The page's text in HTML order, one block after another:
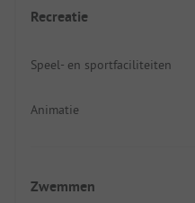
Recreatie
Speel- en sportfaciliteiten
Animatie
Zwemmen